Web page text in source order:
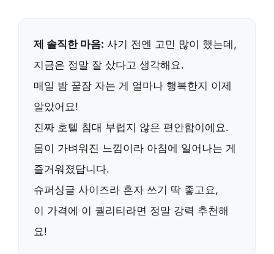
제 솔직한 마음: 사기 전엔 고민 많이 했는데,
지금은 정말 잘 샀다고 생각해요.
매일 밤 꿀잠 자는 게 얼마나 행복한지 이제
알았어요!
진짜 호텔 침대 부럽지 않은 편안함이에요.
몸이 가벼워진 느낌이라 아침에 일어나는 게
즐거워졌답니다.
슈퍼싱글 사이즈라 혼자 쓰기 딱 좋고요,
이 가격에 이 퀄리티라면 정말 강력 추천해
요!